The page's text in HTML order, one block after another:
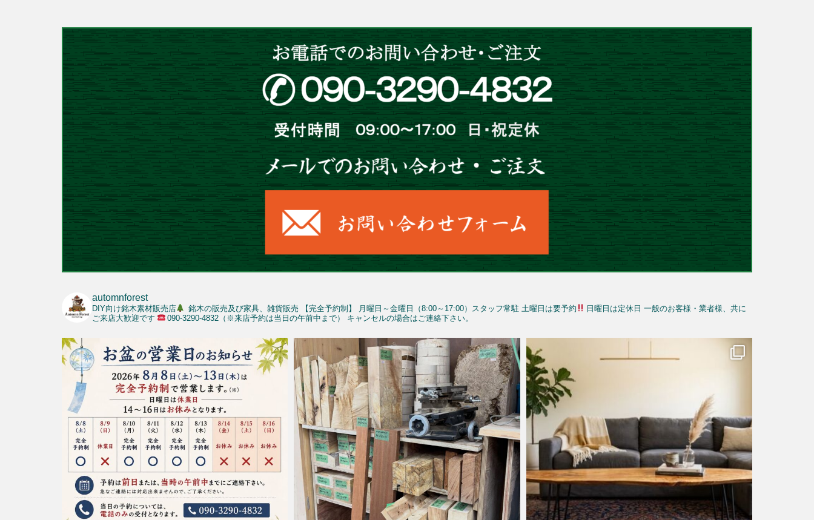
automnforest
DIY向け銘木素材販売店 銘木の販売及び家具、雑貨販売 【完全予約制】 月曜日～金曜日（8:00～17:00）スタッフ常駐 土曜日は要予約 日曜日は定休日 一般のお客様・業者様、共に
ご来店大歓迎です
090-3290-4832（※来店予約は当日の午前中まで） キャンセルの場合はご連絡下さい。